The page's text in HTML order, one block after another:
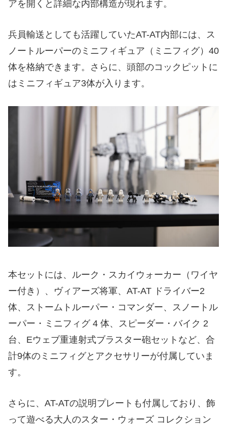
アを開くと詳細な内部構造が現れます。
兵員輸送としても活躍していたAT-AT内部には、ス
ノートルーパーのミニフィギュア（ミニフィグ）40
体を格納できます。さらに、頭部のコックピットに
はミニフィギュア3体が入ります。
本セットには、ルーク・スカイウォーカー（ワイヤ
ー付き）、ヴィアーズ将軍、AT-AT ドライバー2
体、ストームトルーパー・コマンダー、スノートル
ーパー・ミニフィグ 4 体、スピーダー・バイク 2
台、Eウェブ重連射式ブラスター砲セットなど、合
計9体のミニフィグとアクセサリーが付属していま
す。
さらに、AT-ATの説明プレートも付属しており、飾
って遊べる大人のスター・ウォーズ コレクション